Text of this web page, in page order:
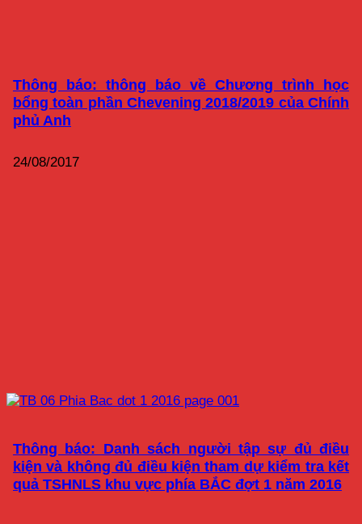
Thông báo: thông báo về Chương trình học
bổng toàn phần Chevening 2018/2019 của Chính
phủ Anh
24/08/2017
Thông báo: Danh sách người tập sự đủ điều
kiện và không đủ điều kiện tham dự kiểm tra kết
quả TSHNLS khu vực phía BẮC đợt 1 năm 2016